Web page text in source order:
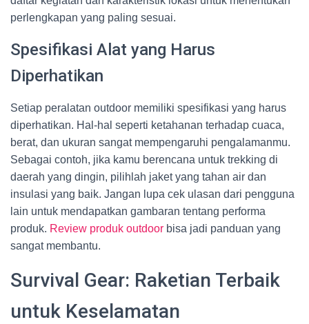
perlengkapan yang paling sesuai.
Spesifikasi Alat yang Harus
Diperhatikan
Setiap peralatan outdoor memiliki spesifikasi yang harus
diperhatikan. Hal-hal seperti ketahanan terhadap cuaca,
berat, dan ukuran sangat mempengaruhi pengalamanmu.
Sebagai contoh, jika kamu berencana untuk trekking di
daerah yang dingin, pilihlah jaket yang tahan air dan
insulasi yang baik. Jangan lupa cek ulasan dari pengguna
lain untuk mendapatkan gambaran tentang performa
produk. Review produk outdoor bisa jadi panduan yang
sangat membantu.
Survival Gear: Raketian Terbaik
untuk Keselamatan